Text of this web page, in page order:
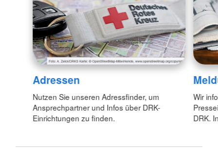
Adressen
Nutzen Sie unseren Adressfinder, um
Ansprechpartner und Infos über DRK-
Einrichtungen zu finden.
Wir
DRK.